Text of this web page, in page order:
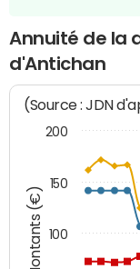
Annuité de la
d'Antichan
Montants (€)
(Source : JDN
100
150
200